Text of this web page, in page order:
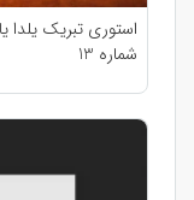
استوری تبریک یلدا
شماره 13